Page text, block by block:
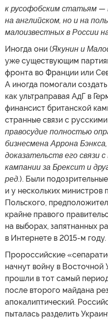
к русофобским статьям —
на английском, но и на
малоизвестных в России
Иногда они (Якунин и
уже существующим
фронта во Франции или
А иногда помогали
как ультраправая АдГ в
финансист британской
странные связи с
правосудие полностью
бизнесмена Аррона
доказательств его связи
кампании за Брексит и
ред.). Были
и у нескольких министров
Польского,
крайне правого
на выборах, запятнанных
в Интернете в 2015-м году.
Пророссийские
начнут войну в Восточной
прошли в тот самый
после второго майдана
апокалиптический.
пыталась разделить